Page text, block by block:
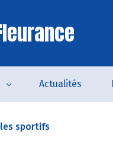
Actualités
sportifs